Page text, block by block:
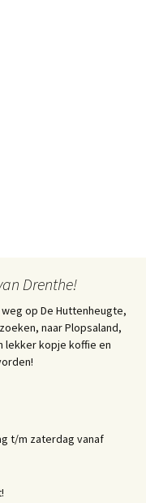
Drenthe!
op De Huttenheugte,
naar Plopsaland,
lekker kopje koffie en
t/m zaterdag vanaf